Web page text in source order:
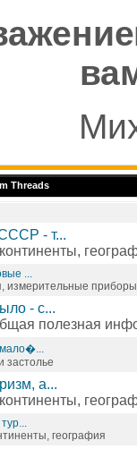
Threads
- т...
...
измерительные приборы
- с...
полезная
застолье
а...
география